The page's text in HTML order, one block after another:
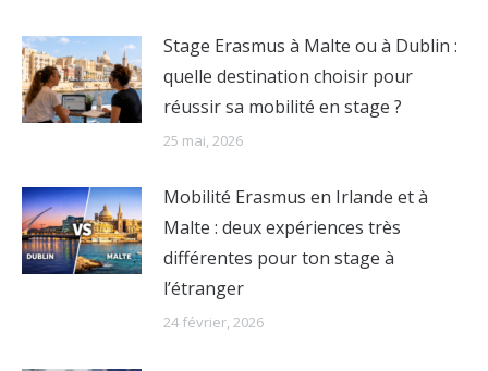
Stage Erasmus à Malte ou à Dublin :
quelle destination choisir pour
réussir sa mobilité en stage ?
25 mai, 2026
Mobilité Erasmus en Irlande et à
Malte : deux expériences très
différentes pour ton stage à
l’étranger
24 février, 2026